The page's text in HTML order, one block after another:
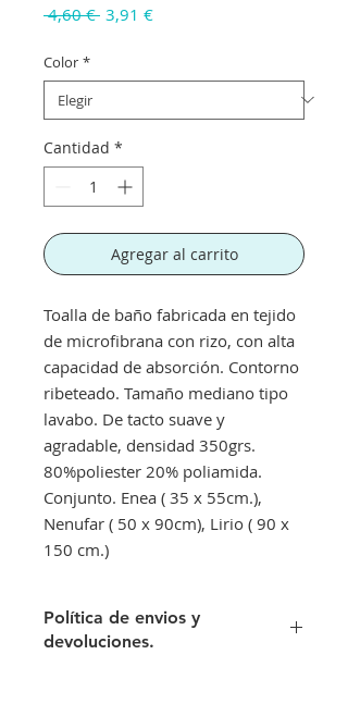
4,60 € Precio
3,91 €Precio
Color *
Cantidad *
Agregar al carrito
Toalla de baño fabricada en tejido
de microfibrana con rizo, con alta
capacidad de absorción. Contorno
ribeteado. Tamaño mediano tipo
lavabo. De tacto suave y
agradable, densidad 350grs.
80%poliester 20% poliamida.
Conjunto. Enea ( 35 x 55cm.),
Nenufar ( 50 x 90cm), Lirio ( 90 x
150 cm.)
Política de envios y
devoluciones.